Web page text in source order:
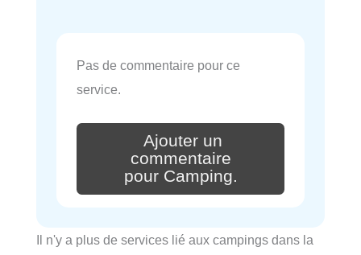
Pas de commentaire pour ce
service.
Ajouter un
commentaire
pour Camping.
Il n'y a plus de services lié aux campings dans la